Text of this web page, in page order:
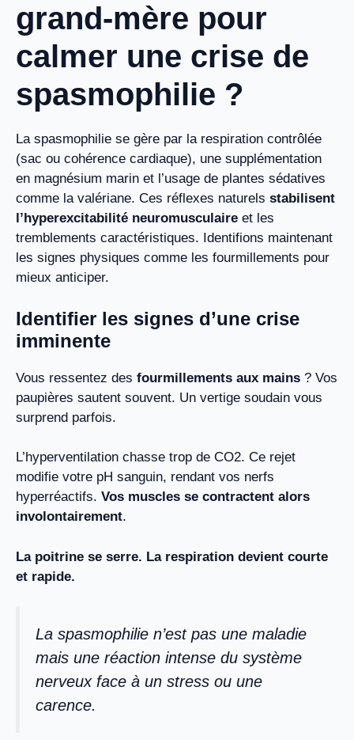
grand-mère pour
calmer une crise de
spasmophilie ?
La spasmophilie se gère par la respiration contrôlée
(sac ou cohérence cardiaque), une supplémentation
en magnésium marin et l’usage de plantes sédatives
comme la valériane. Ces réflexes naturels stabilisent
l’hyperexcitabilité neuromusculaire et les
tremblements caractéristiques. Identifions maintenant
les signes physiques comme les fourmillements pour
mieux anticiper.
Identifier les signes d’une crise
imminente
Vous ressentez des fourmillements aux mains ? Vos
paupières sautent souvent. Un vertige soudain vous
surprend parfois.
L’hyperventilation chasse trop de CO2. Ce rejet
modifie votre pH sanguin, rendant vos nerfs
hyperréactifs. Vos muscles se contractent alors
involontairement.
La poitrine se serre. La respiration devient courte
et rapide.
La spasmophilie n’est pas une maladie
mais une réaction intense du système
nerveux face à un stress ou une
carence.